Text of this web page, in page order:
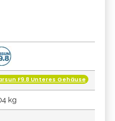
F9.8 Unteres Gehäuse
kg